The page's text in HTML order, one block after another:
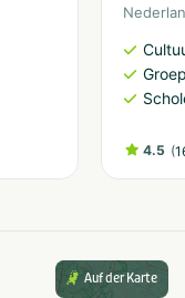
4.5 (
Auf der Karte